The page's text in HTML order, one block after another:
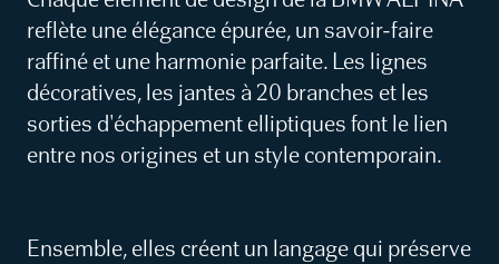
reflète une élégance épurée, un savoir-faire
raffiné et une harmonie parfaite. Les lignes
décoratives, les jantes à 20 branches et les
sorties d'échappement elliptiques font le lien
entre nos origines et un style contemporain.
Ensemble, elles créent un langage qui préserve